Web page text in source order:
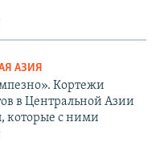
АЗИЯ
Кортежи
в Центральной Азии
которые с ними